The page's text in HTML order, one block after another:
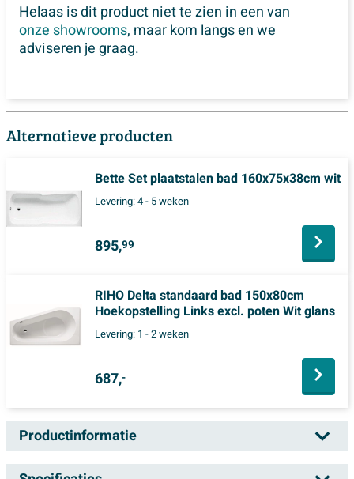
Helaas is dit product niet te zien in een van
onze showrooms, maar kom langs en we
adviseren je graag.
Alternatieve producten
Bette Set plaatstalen bad 160x75x38cm wit
Levering:4 - 5 weken
895,99
RIHO Delta standaard bad 150x80cm
Hoekopstelling Links excl. poten Wit glans
Levering: 1 - 2 weken
687,-
Productinformatie
Bette Bambino bad plaatstaal links